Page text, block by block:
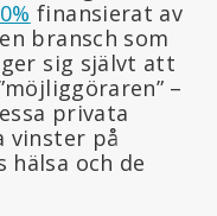
finansierat av
bransch som
sig självt att
–
privata
vinster på
hälsa och de